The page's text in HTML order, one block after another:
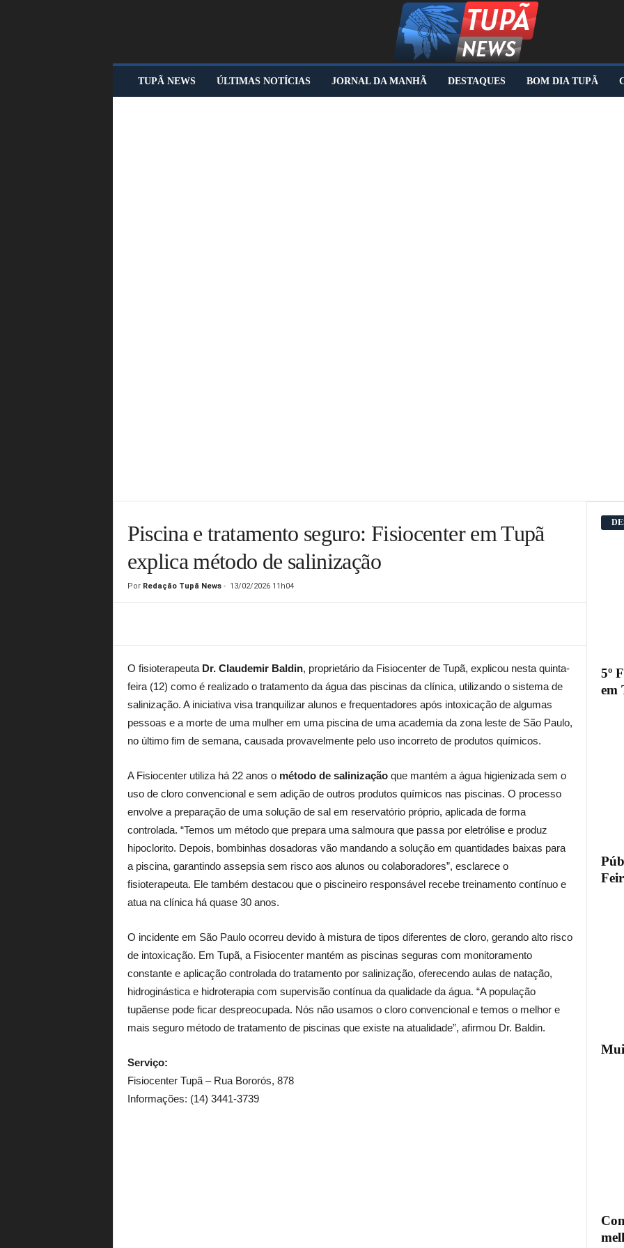
P
TUPÃ NEWS ÚLTIMAS NOTÍCIAS JORNAL DA MANHÃ DESTAQUES BOM DIA TUPÃ
Piscina e tratamento seguro: Fisiocenter em Tupã
explica método de salinização
Por Redação Tupã News- 13/02/2026 11h04
O fisioterapeuta Dr. Claudemir Baldin, proprietário da Fisiocenter de Tupã, explicou nesta quinta-
feira (12) como é realizado o tratamento da água das piscinas da clínica, utilizando o sistema de
salinização. A iniciativa visa tranquilizar alunos e frequentadores após intoxicação de algumas
pessoas e a morte de uma mulher em uma piscina de uma academia da zona leste de São Paulo,
no último fim de semana, causada provavelmente pelo uso incorreto de produtos químicos.
A Fisiocenter utiliza há 22 anos o método de salinizaçãoque mantém a água higienizada sem o
uso de cloro convencional e sem adição de outros produtos químicos nas piscinas. O processo
envolve a preparação de uma solução de sal em reservatório próprio, aplicada de forma
controlada. “Temos um método que prepara uma salmoura que passa por eletrólise e produz
hipoclorito. Depois, bombinhas dosadoras vão mandando a solução em quantidades baixas para
a piscina, garantindo assepsia sem risco aos alunos ou colaboradores”, esclarece o
fisioterapeuta. Ele também destacou que o piscineiro responsável recebe treinamento contínuo e
atua na clínica há quase 30 anos.
O incidente em São Paulo ocorreu devido à mistura de tipos diferentes de cloro, gerando alto risco
de intoxicação. Em Tupã, a Fisiocenter mantém as piscinas seguras com monitoramento
constante e aplicação controlada do tratamento por salinização, oferecendo aulas de natação,
hidroginástica e hidroterapia com supervisão contínua da qualidade da água. “A população
tupãense pode ficar despreocupada. Nós não usamos o cloro convencional e temos o melhor e
mais seguro método de tratamento de piscinas que existe na atualidade”, afirmou Dr. Baldin.
Serviço:
Fisiocenter Tupã – Rua Bororós, 878
Informações: (14) 3441-3739
5º
em